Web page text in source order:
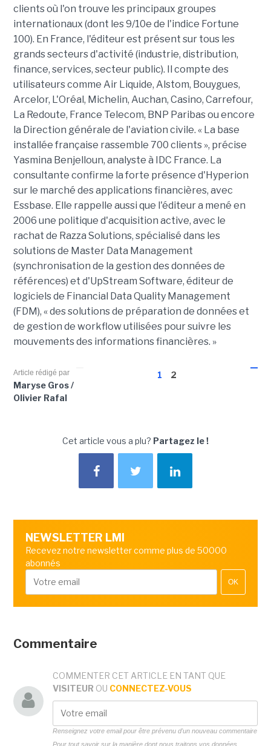
clients où l'on trouve les principaux groupes
internationaux (dont les 9/10e de l'indice Fortune
100). En France, l'éditeur est présent sur tous les
grands secteurs d'activité (industrie, distribution,
finance, services, secteur public). Il compte des
utilisateurs comme Air Liquide, Alstom, Bouygues,
Arcelor, L'Oréal, Michelin, Auchan, Casino, Carrefour,
La Redoute, France Telecom, BNP Paribas ou encore
la Direction générale de l'aviation civile. « La base
installée française rassemble 700 clients », précise
Yasmina Benjelloun, analyste à IDC France. La
consultante confirme la forte présence d'Hyperion
sur le marché des applications financières, avec
Essbase. Elle rappelle aussi que l'éditeur a mené en
2006 une politique d'acquisition active, avec le
rachat de Razza Solutions, spécialisé dans les
solutions de Master Data Management
(synchronisation de la gestion des données de
références) et d'UpStream Software, éditeur de
logiciels de Financial Data Quality Management
(FDM), « des solutions de préparation de données et
de gestion de workflow utilisées pour suivre les
mouvements des informations financières. »
1 2
Article rédigé par
Maryse Gros /
Olivier Rafal
Cet article vous a plu? Partagez le !
NEWSLETTER LMI
Recevez notre newsletter comme plus de 50000
abonnés
OK
Commentaire
COMMENTER CET ARTICLE EN TANT QUE
VISITEUR OU CONNECTEZ-VOUS
Renseignez votre email pour être prévenu d'un nouveau commentaire
Pour tout savoir sur la manière dont nous traitons vos données